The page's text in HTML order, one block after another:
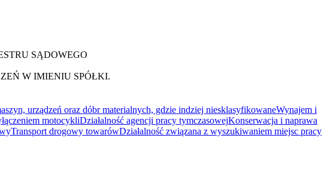
SĄDOWEGO
W IMIENIU SPÓŁKI.
urządzeń oraz dóbr materialnych, gdzie indziej niesklasyfikowaneWynajem i
motocykliDziałalność agencji pracy tymczasowejKonserwacja i naprawa
Transport drogowy towarówDziałalność związana z wyszukiwaniem miejsc pracy